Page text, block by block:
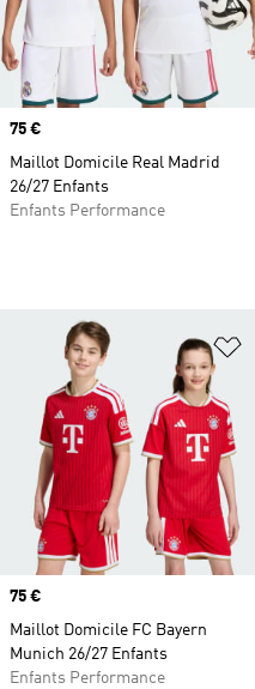
Prix
75 €
Maillot Domicile Real Madrid
26/27 Enfants
Enfants Performance
Prix
75 €
Maillot Domicile FC Bayern
Munich 26/27 Enfants
Enfants Performance